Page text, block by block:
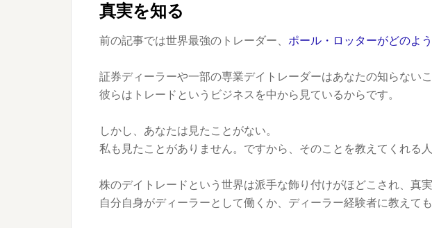
真実を知る
前の記事では世界最強のトレーダー、 ポール・ロッターがどのよ
証券ディーラーや一部の専業デイトレーダーはあなたの知らない
彼らはトレードというビジネスを中から見ているからです。
しかし、あなたは見たことがない。
私も見たことがありません。ですから、そのことを教えてくれる
株のデイトレードという世界は派手な飾り付けがほどこされ、真
自分自身がディーラーとして働くか、ディーラー経験者に教えて